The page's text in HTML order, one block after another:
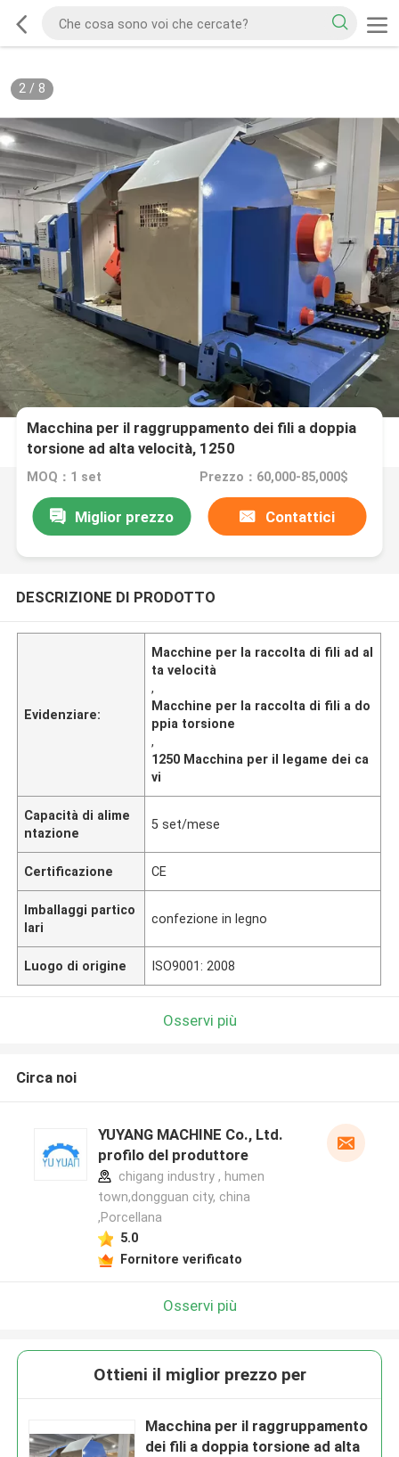
2/ 8
Macchina per il raggruppamento dei fili a doppia
torsione ad alta velocità, 1250
MOQ：1 set Prezzo：60,000-85,000$
Miglior prezzo Contattici
DESCRIZIONE DI PRODOTTO
Evidenziare:
Macchine per la raccolta di fili ad al
ta velocità
,
Macchine per la raccolta di fili a do
ppia torsione
,
1250 Macchina per il legame dei ca
vi
Capacità di alime
ntazione
5 set/mese
Certificazione CE
Imballaggi partico
lari
confezione in legno
Luogo di origine ISO9001: 2008
Osservi più
Circa noi
YUYANG MACHINE Co., Ltd.
profilo del produttore
chigang industry , humen
town,dongguan city, china
,Porcellana
5.0
Fornitore verificato
Osservi più
Ottieni il miglior prezzo per
Macchina per il raggruppamento
dei fili a doppia torsione ad alta